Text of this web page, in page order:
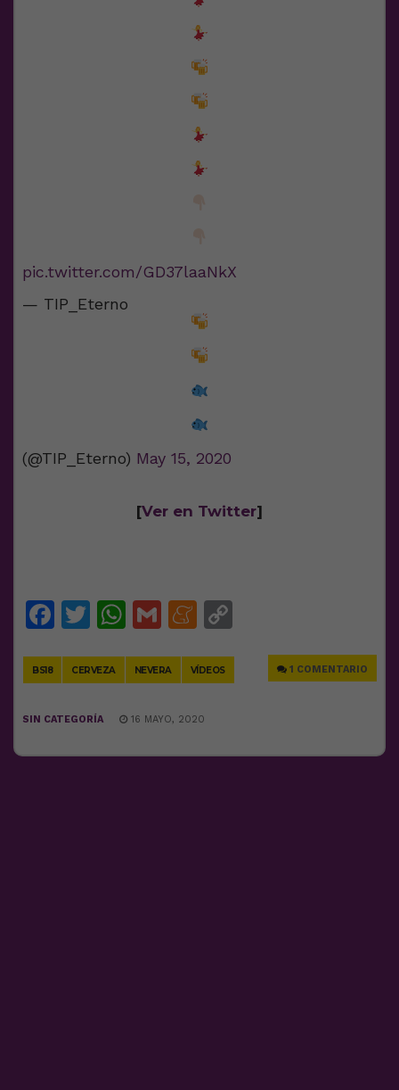
pic.twitter.com/GD37laaNkX
— TIP_Eterno
(@TIP_Eterno) May 15, 2020
[Ver en Twitter]
Facebook
Twitter
WhatsApp
GmailMeneame
BS18 CERVEZA NEVERA VÍDEOS 1 COMENTARIO
SIN CATEGORÍA 16 MAYO, 2020